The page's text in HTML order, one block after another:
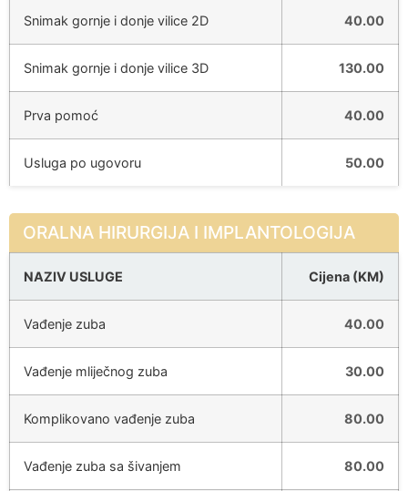
Snimak gornje i donje vilice 2D 40.00
Snimak gornje i donje vilice 3D 130.00
Prva pomoć 40.00
Usluga po ugovoru 50.00
ORALNA HIRURGIJA I IMPLANTOLOGIJA
NAZIV USLUGE Cijena (KM)
Vađenje zuba 40.00
Vađenje mliječnog zuba 30.00
Komplikovano vađenje zuba 80.00
Vađenje zuba sa šivanjem 80.00